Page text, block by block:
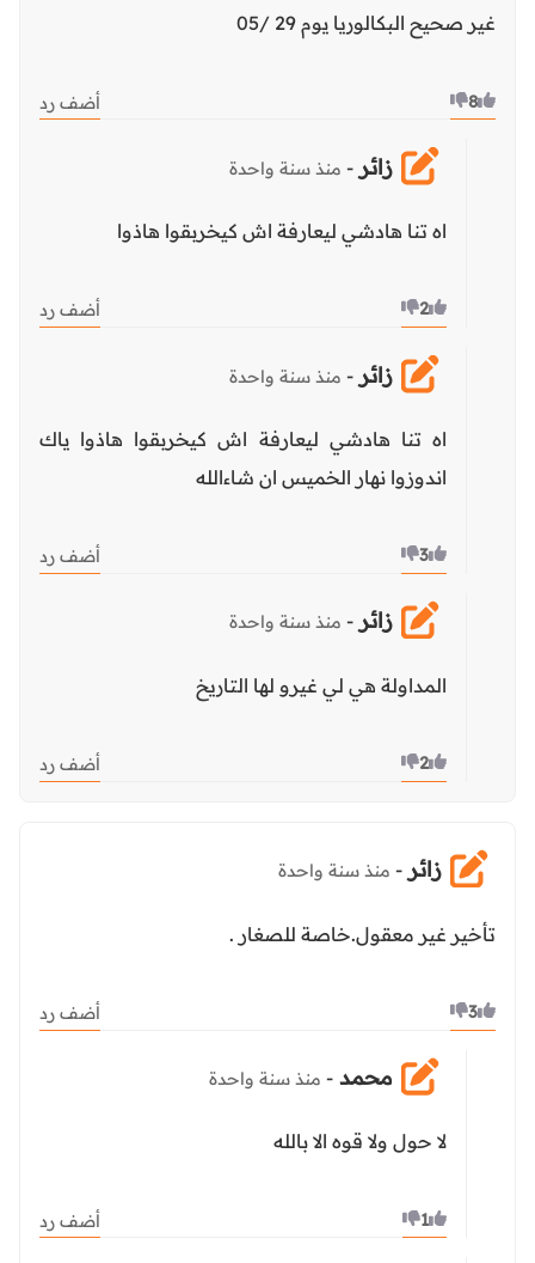
غير صحيح البكالوريا يوم 29 /05
8 أضف رد
زائر - منذ سنة واحدة
اه تنا هادشي ليعارفة اش كيخربقوا هاذوا
2 أضف رد
زائر - منذ سنة واحدة
اه تنا هادشي ليعارفة اش كيخربقوا هاذوا ياك
اندوزوا نهار الخميس ان شاءالله
3 أضف رد
زائر - منذ سنة واحدة
المداولة هي لي غيرو لها التاريخ
2 أضف رد
زائر - منذ سنة واحدة
تأخير غير معقول.خاصة للصغار .
3 أضف رد
محمد - منذ سنة واحدة
لا حول ولا قوه الا بالله
1 أضف رد